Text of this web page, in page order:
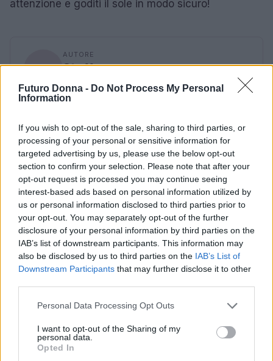
Futuro Donna - Do Not Process My Personal
Information
If you wish to opt-out of the sale, sharing to third parties, or
processing of your personal or sensitive information for
targeted advertising by us, please use the below opt-out
section to confirm your selection. Please note that after your
opt-out request is processed you may continue seeing
interest-based ads based on personal information utilized by
us or personal information disclosed to third parties prior to
your opt-out. You may separately opt-out of the further
disclosure of your personal information by third parties on the
IAB’s list of downstream participants. This information may
also be disclosed by us to third parties on the IAB’s List of
Downstream Participants that may further disclose it to other
Please note that this website/app uses one or more Google
not limited to your visit or usage behaviour. You may click to
grant or deny consent to Google and its third-party tags to
use your data for below specified purposes in below Google
Personal Data Processing Opt Outs
I want to opt-out of the Sharing of my
personal data.
Opted In
attenzione e goditi il sole in modo sicuro!
AUTORE
Staff